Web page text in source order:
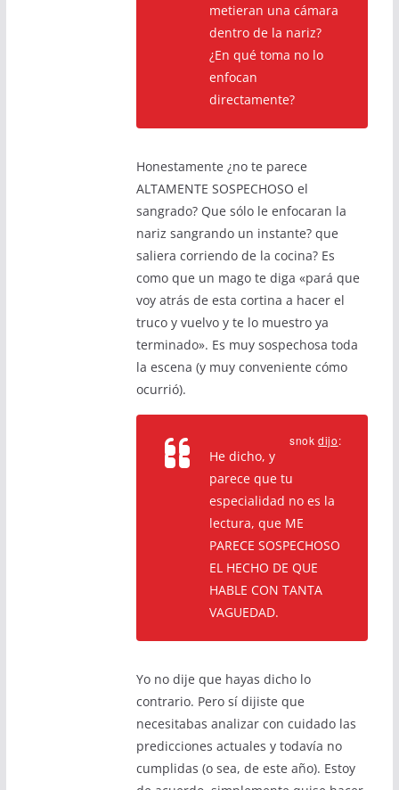
metieran una cámara
dentro de la nariz?
¿En qué toma no lo
enfocan
directamente?
Honestamente ¿no te parece
ALTAMENTE SOSPECHOSO el
sangrado? Que sólo le enfocaran la
nariz sangrando un instante? que
saliera corriendo de la cocina? Es
como que un mago te diga «pará que
voy atrás de esta cortina a hacer el
truco y vuelvo y te lo muestro ya
terminado». Es muy sospechosa toda
la escena (y muy conveniente cómo
ocurrió).
snokdijo:
He dicho, y
parece que tu
especialidad no es la
lectura, que ME
PARECE SOSPECHOSO
EL HECHO DE QUE
HABLE CON TANTA
VAGUEDAD.
Yo no dije que hayas dicho lo
contrario. Pero sí dijiste que
necesitabas analizar con cuidado las
predicciones actuales y todavía no
cumplidas (o sea, de este año). Estoy